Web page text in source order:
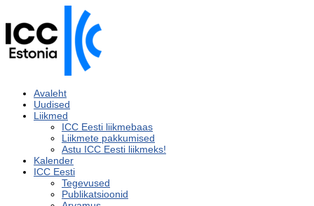
Avaleht
Uudised
Liikmed
ICC Eesti liikmebaas
Liikmete pakkumised
Astu ICC Eesti liikmeks!
Kalender
ICC Eesti
Tegevused
Publikatsioonid